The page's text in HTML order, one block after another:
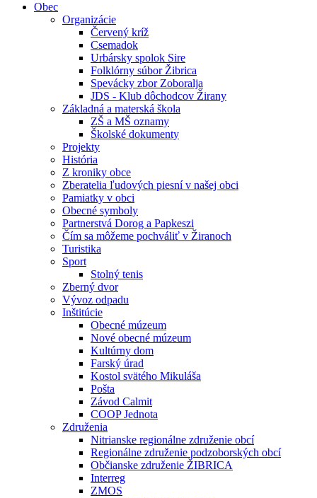
Obec
Organizácie
Červený kríž
Csemadok
Urbársky spolok Sire
Folklórny súbor Žibrica
Spevácky zbor Zoboralja
JDS - Klub dôchodcov Žirany
Základná a materská škola
ZŠ a MŠ oznamy
Školské dokumenty
Projekty
História
Z kroniky obce
Zberatelia ľudových piesní v našej obci
Pamiatky v obci
Obecné symboly
Partnerstvá Dorog a Papkeszi
Čím sa môžeme pochváliť v Žiranoch
Turistika
Sport
Stolný tenis
Zberný dvor
Vývoz odpadu
Inštitúcie
Obecné múzeum
Nové obecné múzeum
Kultúrny dom
Farský úrad
Kostol svätého Mikuláša
Pošta
Závod Calmit
COOP Jednota
Združenia
Nitrianske regionálne združenie obcí
Regionálne združenie podzoborských obcí
Občianske združenie ŽIBRICA
Interreg
ZMOS